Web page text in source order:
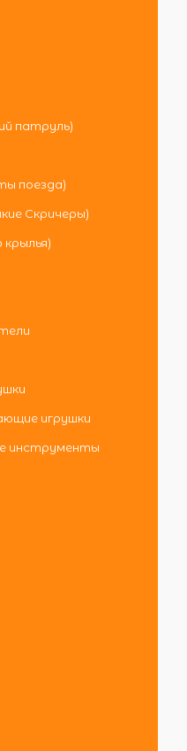
патруль)
поезда)
Скричеры)
крылья)
игрушки
инструменты